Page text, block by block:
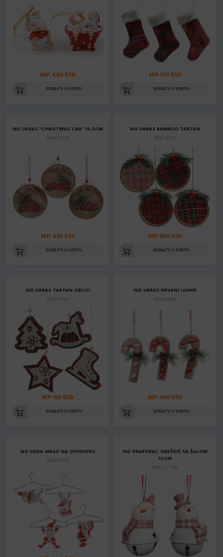
MP: 420 RSD
DODAJTE U KORPU
MP: 510 RSD
DODAJTE U KORPU
NG UKRAS "CHRISTMAS CAR" 10,5CM
Šifra: 72273
MP: 425 RSD
DODAJTE U KORPU
NG UKRAS BAMBOO TARTAN
Šifra: 53227
MP: 550 RSD
DODAJTE U KORPU
NG UKRAS TARTAN OBLICI
Šifra: 53302
MP: 135 RSD
DODAJTE U KORPU
NG UKRAS DRVENI LILIHIP
Šifra: 54026
MP: 300 RSD
DODAJTE U KORPU
NG DEDA MRAZ NA OFINGERU
Šifra: 90772
NG PRAPORAC SNEŠKIĆ SA ŠALOM
10CM
Šifra: 141798